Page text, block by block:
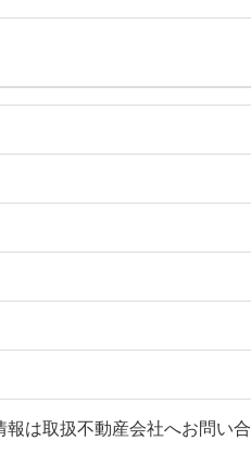
報は取扱不動産会社へお問い合